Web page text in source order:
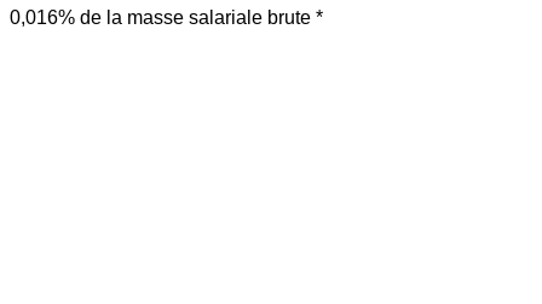
0,016% de la masse salariale brute *